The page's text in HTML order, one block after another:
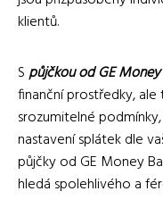
klientů.
Spůjčkou od GE
finanční prostředky, ale
srozumitelné
nastavení splátek dle
půjčky od GE Money
hledá spolehlivého a